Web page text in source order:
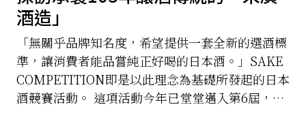
酒造」
「無關乎品牌知名度，希望提供一套全新的選酒標
準，讓消費者能品嘗純正好喝的日本酒。」SAKE
COMPETITION即是以此理念為基礎所發起的日本
酒競賽活動。 這項活動今年已堂堂邁入第6屆，